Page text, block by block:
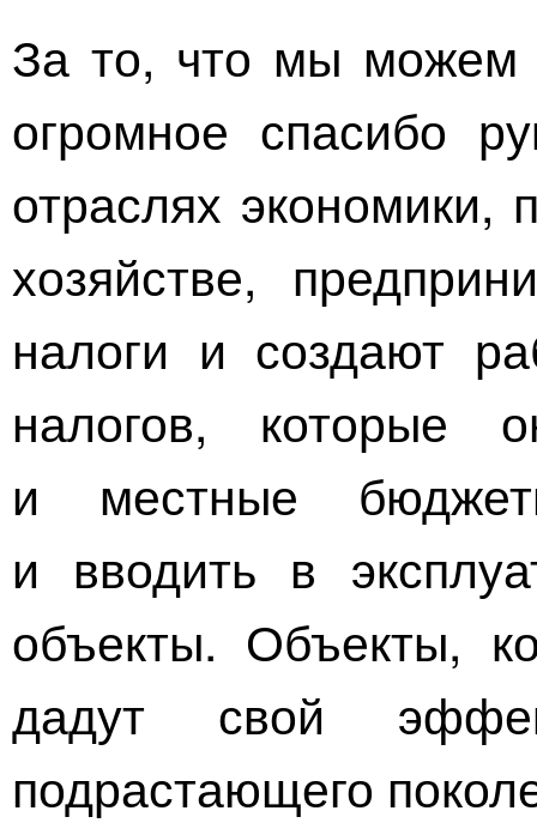
За то, что мы можем
огромное спасибо
отраслях
хозяйстве,
налоги и создают
налогов, которые
и местные
и вводить в
объекты. Объекты,
дадут свой
подрастающего